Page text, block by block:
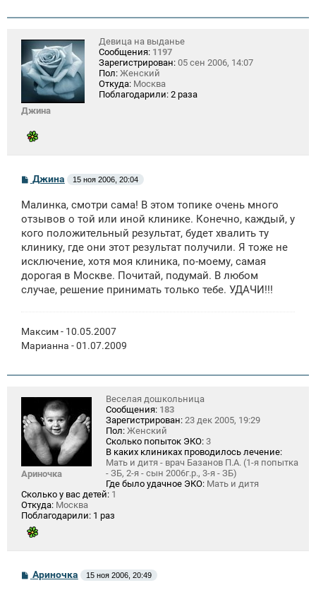
Джина
Девица на выданье
Сообщения: 1197
Зарегистрирован: 05 сен 2006, 14:07
Пол: Женский
Откуда: Москва
Поблагодарили: 2 раза
С
о
б
щ
н
и
Джина 15 ноя 2006, 20:04
Малинка, смотри сама! В этом топике очень много
отзывов о той или иной клинике. Конечно, каждый, у
кого положительный результат, будет хвалить ту
клинику, где они этот результат получили. Я тоже не
исключение, хотя моя клиника, по-моему, самая
дорогая в Москве. Почитай, подумай. В любом
случае, решение принимать только тебе. УДАЧИ!!!
Максим - 10.05.2007
Марианна - 01.07.2009
Ариночка
Веселая дошкольница
Сообщения: 183
Зарегистрирован: 23 дек 2005, 19:29
Пол: Женский
Сколько попыток ЭКО: 3
В каких клиниках проводилось лечение:
Мать и дитя - врач Базанов П.А. (1-я попытка
- ЗБ, 2-я - сын 2006г.р., 3-я - ЗБ)
Где было удачное ЭКО: Мать и дитя
Сколько у вас детей: 1
Откуда: Москва
Поблагодарили: 1 раз
С
о
Ариночка 15 ноя 2006, 20:49